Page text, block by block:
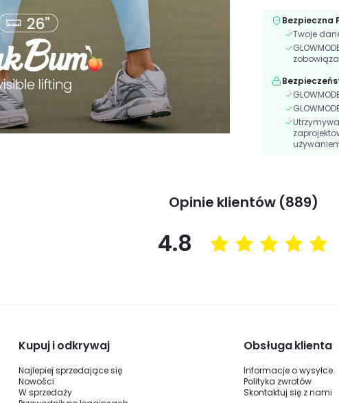
Bezpieczna
Twoje
Opinie klientów (889)
4.8
Kupuj i odkrywaj
Najlepiej sprzedające się
Nowości
W sprzedaży
Obsługa klienta
Informacje o wysyłce
Polityka zwrotów
Skontaktuj się z nami